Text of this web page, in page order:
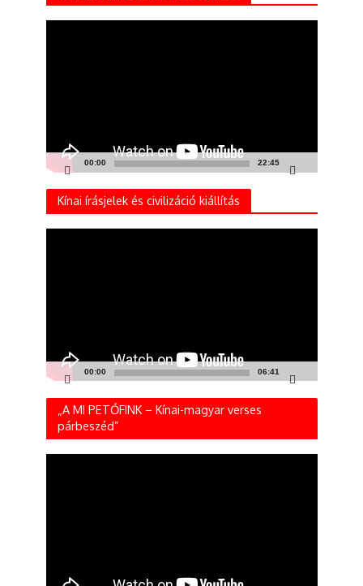
00:00 22:45
Kínai írásjelek és civilizáció kiállítás
00:00 06:41
„A MI PETŐFINK – Kínai-magyar verses
párbeszéd”